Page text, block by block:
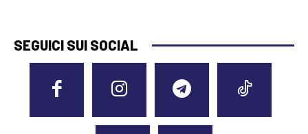
SEGUICI SUI SOCIAL